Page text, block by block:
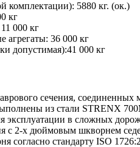
комплектации): 5880 кг. (ок.)
кг
000 кг
агрегаты: 36 000 кг
допустимая):41 000 кг
сечения,
из стали STRENX
эксплуатации в сложных
с 2-х дюймовым шкворнем
стандарту ISO